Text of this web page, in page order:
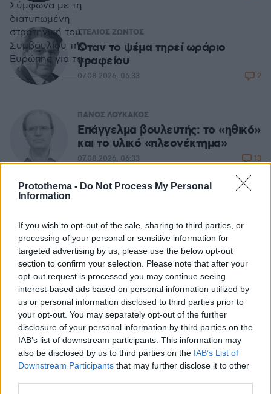
Protothema - Do Not Process My Personal
Information
If you wish to opt-out of the sale, sharing to third parties, or
processing of your personal or sensitive information for
targeted advertising by us, please use the below opt-out
section to confirm your selection. Please note that after your
opt-out request is processed you may continue seeing
interest-based ads based on personal information utilized by
us or personal information disclosed to third parties prior to
your opt-out. You may separately opt-out of the further
disclosure of your personal information by third parties on the
IAB’s list of downstream participants. This information may
also be disclosed by us to third parties on the IAB’s List of
Downstream Participants that may further disclose it to other
ΣΤΕΛΙΟΣ ΖΩΝΤΟΣ
Όταν το ψέμα τηρεί ωράριο
γραφείου
07.08.2026, 06:33 2
ΠΑΝΟΣ ΛΟΥΚΑΚΟΣ
Επάγγελμα βουλευτής: το «ηθικό»
και το υλικό «πλεονέκτημα»
07.08.2026, 06:33 13
ηλεκτρικά
06.08.2026, 19:10
ΓΙΑΝΝΗΣ ΣΕΡΕΤΗΣ
Τεράστιο πρόβλημα στη μεσαία
γραμμή, αποδοκιμασίες, πίεση και
εναλλακτικές
06.08.2026, 09:27
Σύμφωνα με τη
διατυπωμένη
στρατηγική του
Συμβουλίου της
Ευρώπης για τα
δικαιώματα του
παιδιού (έτη 2022-
όλων των παιδιών από
τη βία,
συμπεριλαμβανομένων
της βίας στα σχολεία
και του σχολικού
εκφοβισμού, αποτελεί
βασική προτεραιότητα